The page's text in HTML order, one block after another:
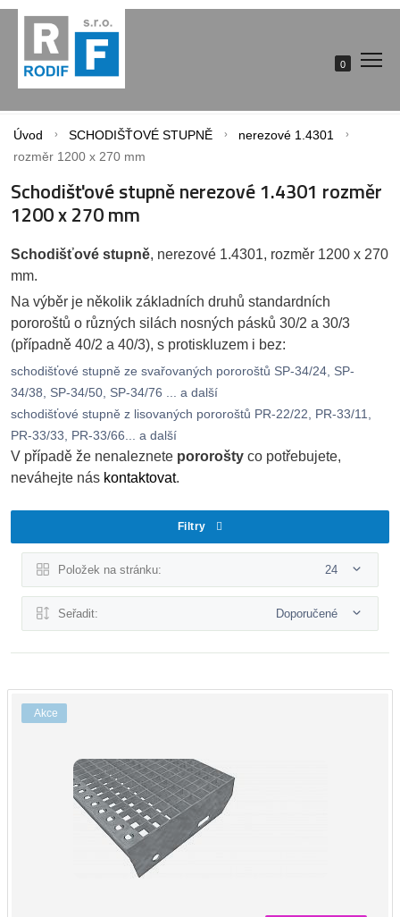
0
Úvod SCHODIŠŤOVÉ STUPNĚ
nerezové 1.4301
rozměr 1200 x 270 mm
Schodišťové stupně nerezové 1.4301 rozměr
1200 x 270 mm
Schodišťové stupně, nerezové 1.4301, rozměr 1200 x 270
mm.
Na výběr je několik základních druhů standardních
pororoštů o různých silách nosných pásků 30/2 a 30/3
(případně 40/2 a 40/3), s protiskluzem i bez:
schodišťové stupně ze svařovaných pororoštů SP-34/24, SP-
34/38, SP-34/50, SP-34/76 ... a další
schodišťové stupně z lisovaných pororoštů PR-22/22, PR-33/11,
PR-33/33, PR-33/66... a další
V případě že nenaleznete pororošty co potřebujete,
neváhejte nás kontaktovat.
Filtry
Položek na stránku: 24
Seřadit: Doporučené
Akce